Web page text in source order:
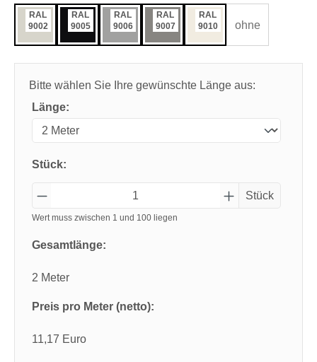
RAL
9002
RAL
9005
RAL
9006
RAL
9007
RAL
9010
ohne
Bitte wählen Sie Ihre gewünschte Länge aus:
Länge:
Stück:
Stück
Wert muss zwischen 1 und 100 liegen
Gesamtlänge:
2 Meter
Preis pro Meter (netto):
11,17 Euro